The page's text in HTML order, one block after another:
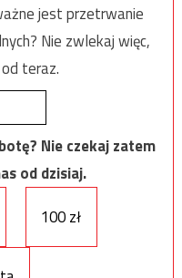
jest przetrwanie
Nie zwlekaj więc,
teraz.
Nie czekaj zatem
od dzisiaj.
100 zł